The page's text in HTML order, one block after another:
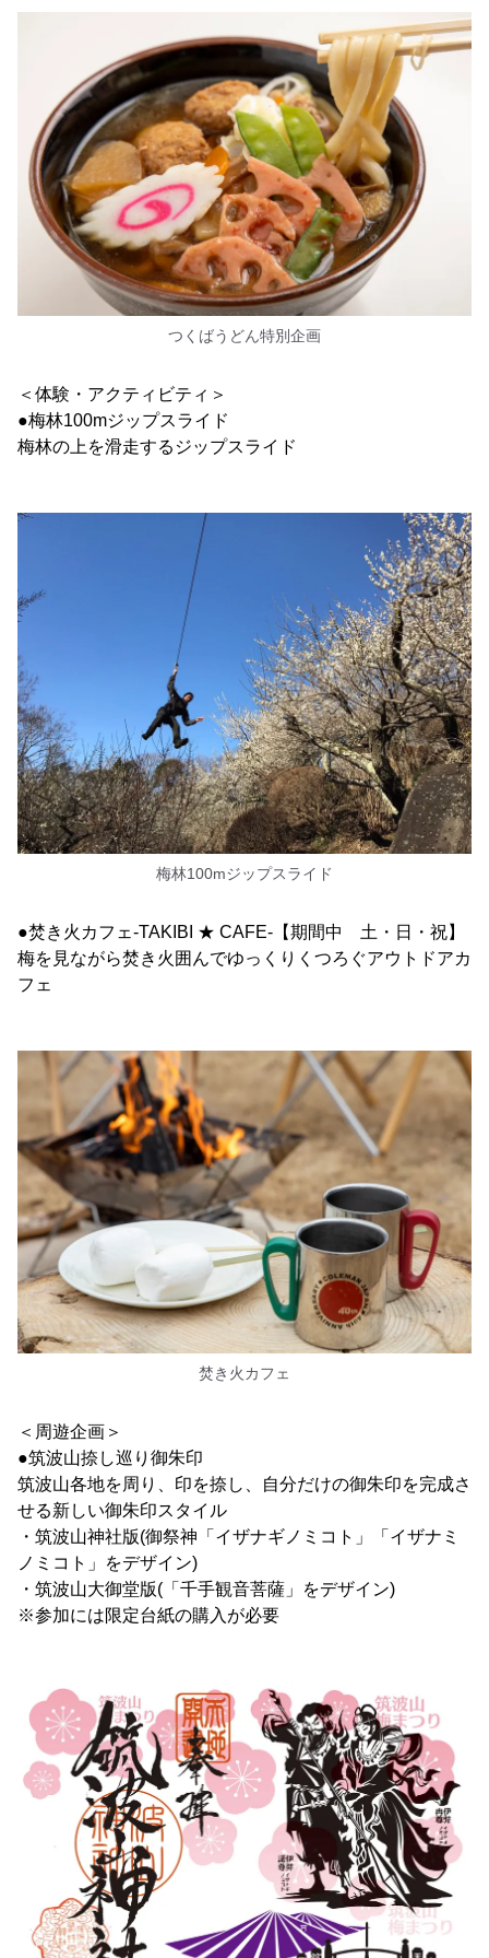
つくばうどん特別企画
＜体験・アクティビティ＞
●梅林100mジップスライド
梅林の上を滑走するジップスライド
梅林100mジップスライド
●焚き火カフェ-TAKIBI ★ CAFE-【期間中 土・日・祝】
梅を見ながら焚き火囲んでゆっくりくつろぐアウトドアカ
フェ
焚き火カフェ
＜周遊企画＞
●筑波山捺し巡り御朱印
筑波山各地を周り、印を捺し、自分だけの御朱印を完成さ
せる新しい御朱印スタイル
・筑波山神社版(御祭神「イザナギノミコト」「イザナミ
ノミコト」をデザイン)
・筑波山大御堂版(「千手観音菩薩」をデザイン)
※参加には限定台紙の購入が必要